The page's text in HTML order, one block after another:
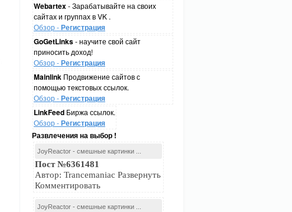
Webartex- Зарабатывайте на своих
сайтах и группах в VK .
Обзор -Регистрация
GoGetLinks- научите свой сайт
приносить доход!
Обзор -Регистрация
Mainlink Продвижение сайтов с
помощью текстовых ссылок.
Обзор -Регистрация
LinkFeed Биржа ссылок.
Обзор -Регистрация
Развлечения на выбор !
JoyReactor - смешные картинки ...
Пост №6361481
Автор: Trancemaniac Развернуть
Комментировать
JoyReactor - смешные картинки ...